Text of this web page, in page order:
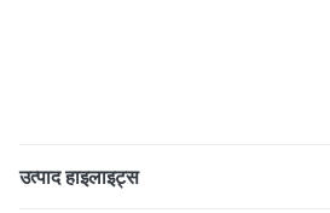
उत्पाद हाइलाइट्स